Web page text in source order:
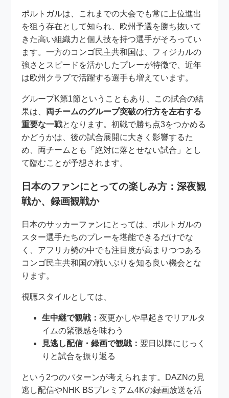
ポルトガルは、これまでの大会でも常に上位進出
を狙う存在として知られ、欧州予選を勝ち抜いて
きた高い組織力と個人技を持つ選手がそろってい
ます。一方のコンゴ民主共和国は、フィジカルの
強さとスピードを活かしたプレーが特徴で、近年
は欧州クラブで活躍する選手も増えています。
グループK第1節ということもあり、この試合の結
果は、 両チームのグループ突破の行方を左右する
重要な一戦となります。初戦で勝ち点3をつかめる
かどうかは、後の試合展開に大きく影響するた
め、両チームとも「絶対に落とせない試合」とし
て臨むことが予想されます。
日本のファンにとっての楽しみ方：深夜観
戦か、録画観戦か
日本のサッカーファンにとっては、ポルトガルの
スター選手たちのプレーを堪能できるだけでな
く、アフリカ勢の中でも注目度が高まりつつある
コンゴ民主共和国の戦いぶりを知る良い機会とな
ります。
視聴スタイルとしては、
生中継で観戦：夜更かしや早起きでリアルタ
イムの緊張感を味わう
見逃し配信・録画で観戦： 翌日以降にじっく
りと試合を振り返る
という2つのパターンが考えられます。DAZNの見
逃し配信やNHK BSプレミアム4Kの録画放送を活